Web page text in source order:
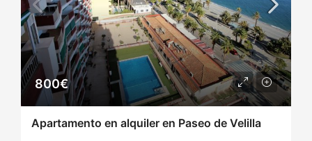
800€
Apartamento en alquiler en Paseo de Velilla